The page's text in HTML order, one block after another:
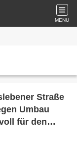
MENU
Straße
Umbau
für den